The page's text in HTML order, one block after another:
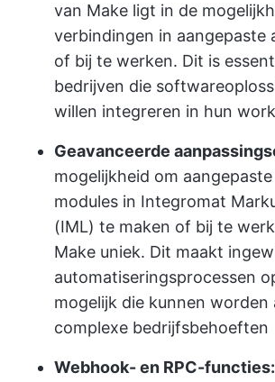
van Make ligt in de
verbindingen in aangepaste
of bij te werken. Dit is
bedrijven die
willen integreren in hun
Geavanceerde
mogelijkheid om
modules in Integromat
(IML) te maken of bij te
Make uniek. Dit maakt
automatiseringsprocessen
mogelijk die kunnen worden
complexe bedrijfsbehoeften
Webhook- en RPC-functies: